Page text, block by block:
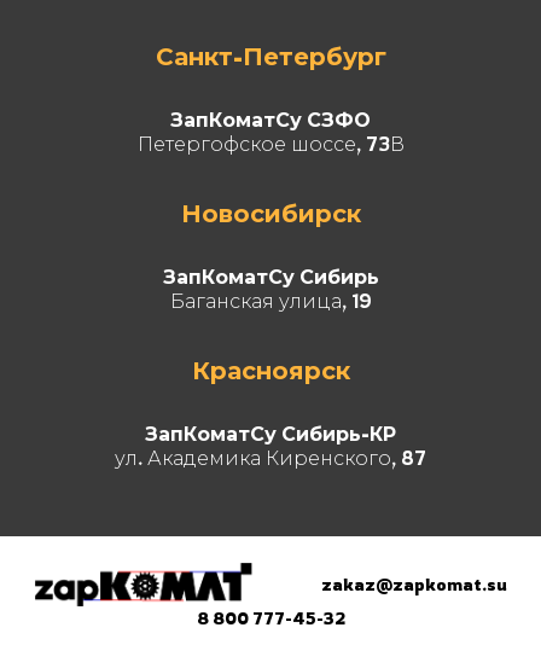
Санкт-Петербург
ЗапКоматСу СЗФО
Петергофское шоссе, 73В
Новосибирск
ЗапКоматСу Сибирь
Баганская улица, 19
Красноярск
ЗапКоматСу Сибирь-КР
ул. Академика Киренского, 87
zakaz@zapkomat.su
8 800 777-45-32